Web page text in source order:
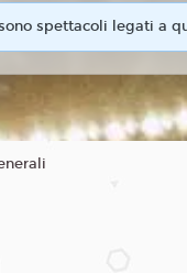
spettacoli legati a